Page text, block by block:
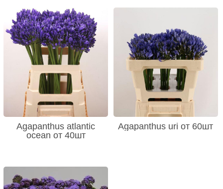
Agapanthus atlantic
ocean от 40шт
Agapanthus uri от 60шт